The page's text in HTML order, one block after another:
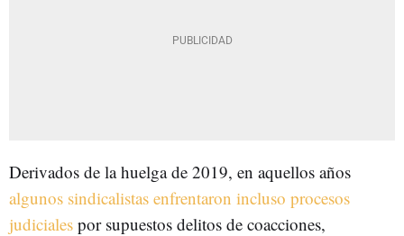
Derivados de la huelga de 2019, en aquellos años
algunos sindicalistas enfrentaron incluso procesos
judiciales por supuestos delitos de coacciones,